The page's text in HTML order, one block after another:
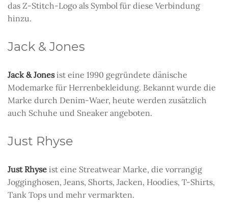
das Z-Stitch-Logo als Symbol für diese Verbindung
hinzu.
Jack & Jones
Jack & Jonesist eine 1990 gegründete dänische
Modemarke für Herrenbekleidung. Bekannt wurde die
Marke durch Denim-Waer, heute werden zusätzlich
auch Schuhe und Sneaker angeboten.
Just Rhyse
Just Rhyse ist eine Streatwear Marke, die vorrangig
Jogginghosen, Jeans, Shorts, Jacken, Hoodies, T-Shirts,
Tank Tops und mehr vermarkten.